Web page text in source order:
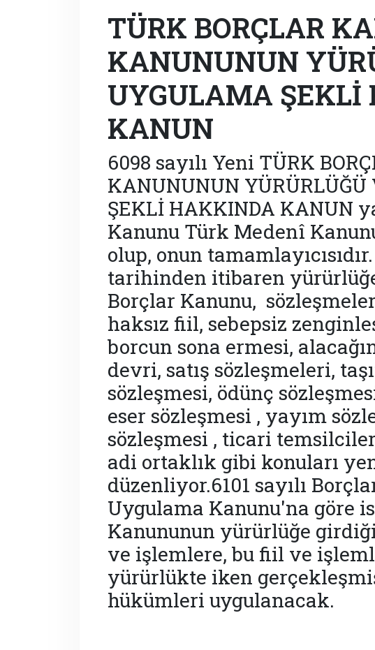
TÜRK BORÇLAR
KANUNUNUN
UYGULAMA ŞEKLİ
KANUN
6098 sayılı Yeni TÜRK
KANUNUNUN
ŞEKLİ HAKKINDA KANUN
Kanunu Türk Medenî
olup, onun
tarihinden itibaren
Borçlar Kanunu,
haksız fiil, sebepsiz
borcun sona ermesi,
devri, satış sözleşmeleri,
sözleşmesi, ödünç
eser sözleşmesi , yayım
sözleşmesi , ticari
adi ortaklık gibi konuları
düzenliyor.6101 sayılı
Uygulama Kanunu'na göre
Kanununun yürürlüğe
ve işlemlere, bu fiil ve
yürürlükte iken
hükümleri uygulanacak.